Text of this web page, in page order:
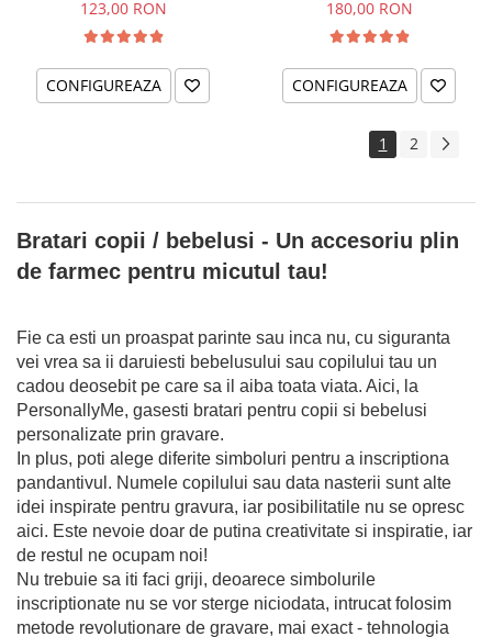
123,00 RON
CONFIGUREAZA
180,00 RON
CONFIGUREAZA
1 2
Bratari copii / bebelusi - Un accesoriu plin
de farmec pentru micutul tau!
Fie ca esti un proaspat parinte sau inca nu, cu siguranta
vei vrea sa ii daruiesti bebelusului sau copilului tau un
cadou deosebit pe care sa il aiba toata viata. Aici, la
PersonallyMe, gasesti bratari pentru copii si bebelusi
personalizate prin gravare.
In plus, poti alege diferite simboluri pentru a inscriptiona
pandantivul. Numele copilului sau data nasterii sunt alte
idei inspirate pentru gravura, iar posibilitatile nu se opresc
aici. Este nevoie doar de putina creativitate si inspiratie, iar
de restul ne ocupam noi!
Nu trebuie sa iti faci griji, deoarece simbolurile
inscriptionate nu se vor sterge niciodata, intrucat folosim
metode revolutionare de gravare, mai exact - tehnologia